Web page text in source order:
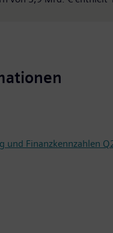
und Finanzkennzahlen